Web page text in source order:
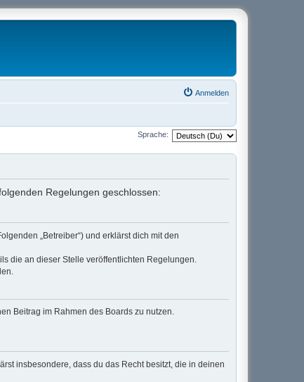
Anmelden
Sprache:
Regelungen geschlossen:
„Betreiber“) und erklärst dich mit den
die an dieser Stelle veröffentlichten Regelungen.
Beitrag im Rahmen des Boards zu nutzen.
insbesondere, dass du das Recht besitzt, die in deinen